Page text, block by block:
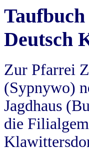
Deutsch
Zur Pfarrei
(Sypnywo)
Jagdhaus
die